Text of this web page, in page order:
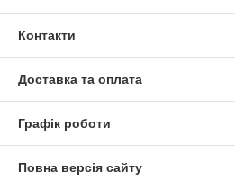
Контакти
Доставка та оплата
Графік роботи
Повна версія сайту